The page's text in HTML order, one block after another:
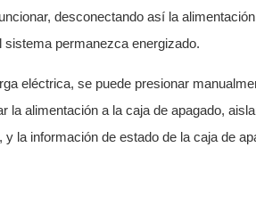
desconectando así la
permanezca energizado.
eléctrica, se puede presionar
alimentación a la caja de apagado,
la información de estado de la caja de